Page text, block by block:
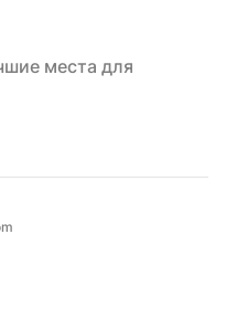
места для